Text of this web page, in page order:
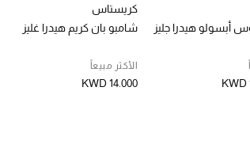
أبسولو هيدرا جليز
KWD
كريستاس
شامبو بان كريم هيدرا غليز
الأكثر مبيعاً
KWD 14.000